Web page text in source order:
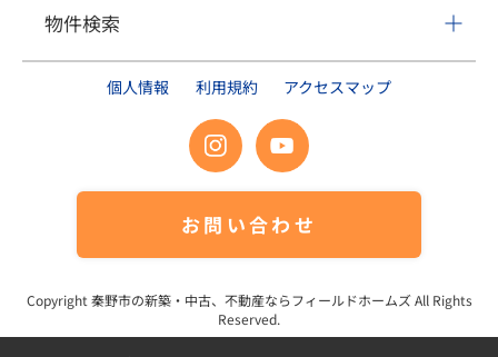
物件検索
個人情報 利用規約 アクセスマップ
お問い合わせ
Copyright 秦野市の新築・中古、不動産ならフィールドホームズAll Rights
Reserved.